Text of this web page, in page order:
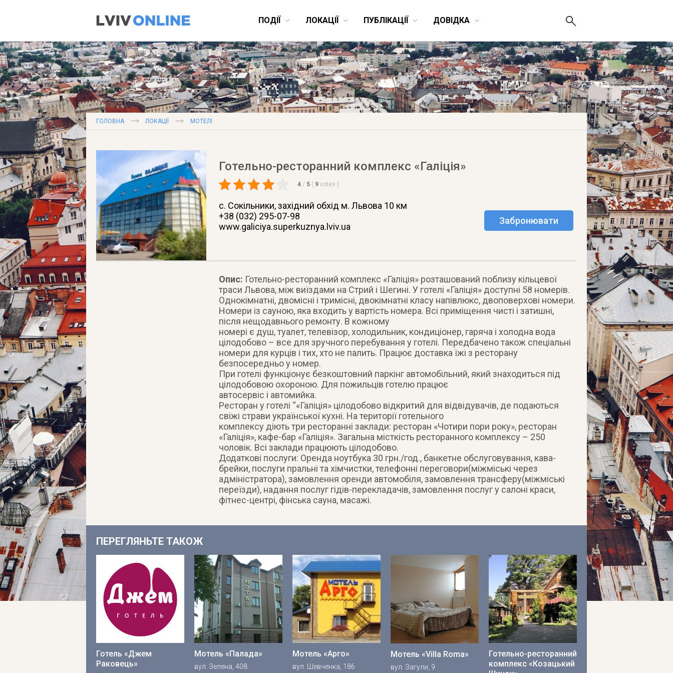
ПОДІЇ ЛОКАЦІЇ ПУБЛІКАЦІЇ ДОВІДКА
ГОЛОВНА ЛОКАЦІЇ МОТЕЛІ
Готельно-ресторанний комплекс «Галіція»
4 / 5 ( 9 votes )
Забронювати
с. Сокільники, західний обхід м. Львова 10 км
+38 (032) 295-07-98
www.galiciya.superkuznya.lviv.ua
Опис: Готельно-ресторанний комплекс «Галіція» розташований поблизу кільцевої
траси Львова, між виїздами на Стрий і Шегині. У готелі «Галіція» доступні 58 номерів.
Однокімнатні, двомісні і тримісні, двокімнатні класу напівлюкс, двоповерхові номери.
Номери із сауною, яка входить у вартість номера. Всі приміщення чисті і затишні,
після нещодавнього ремонту. В кожному
номері є душ, туалет, телевізор, холодильник, кондиціонер, гаряча і холодна вода
цілодобово – все для зручного перебування у готелі. Передбачено також спеціальні
номери для курців і тих, хто не палить. Працює доставка їжі з ресторану
безпосередньо у номер.
При готелі функціонує безкоштовний паркінг автомобільний, який знаходиться під
цілодобовою охороною. Для пожильців готелю працює
автосервіс і автомийка.
Ресторан у готелі “«Галіція» цілодобово відкритий для відвідувачів, де подаються
свіжі страви української кухні. На території готельного
комплексу діють три ресторанні заклади: ресторан «Чотири пори року», ресторан
«Галіція», кафе-бар «Галіція». Загальна місткість ресторанного комплексу – 250
чоловік. Всі заклади працюють цілодобово.
Додаткові послуги: Оренда ноутбука 30 грн./год., банкетне обслуговування, кава-
брейки, послуги пральні та хімчистки, телефонні переговори(міжміські через
адміністратора), замовлення оренди автомобіля, замовлення трансферу(міжміські
переїзди), надання послуг гідів-перекладачів, замовлення послуг у салоні краси,
фітнес-центрі, фінська сауна, масажі.
ПЕРЕГЛЯНЬТЕ ТАКОЖ
Готель «Джем
Раковець»
Мотель «Палада»
вул. Зелена, 408
Мотель «Арго»
вул. Шевченка, 186
Мотель «Villa Roma»
вул. Загули, 9
Готельно-ресторанний
комплекс «Козацький